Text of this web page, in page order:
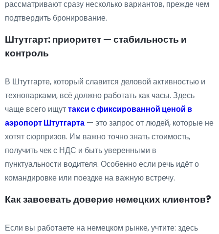
рассматривают сразу несколько вариантов, прежде чем
подтвердить бронирование.
Штутгарт: приоритет — стабильность и
контроль
В Штутгарте, который славится деловой активностью и
технопарками, всё должно работать как часы. Здесь
чаще всего ищуттакси с фиксированной ценой в
аэропорт Штутгарта — это запрос от людей, которые не
хотят сюрпризов. Им важно точно знать стоимость,
получить чек с НДС и быть уверенными в
пунктуальности водителя. Особенно если речь идёт о
командировке или поездке на важную встречу.
Как завоевать доверие немецких клиентов?
Если вы работаете на немецком рынке, учтите: здесь